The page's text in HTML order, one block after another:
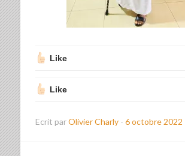
Like
Like
Ecrit parOlivier Charly - 6 octobre 2022